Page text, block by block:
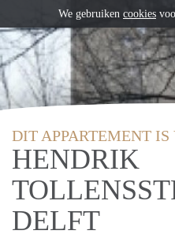
DIT APPARTEMENT IS
HENDRIK
DELFT
We gebruiken cookies